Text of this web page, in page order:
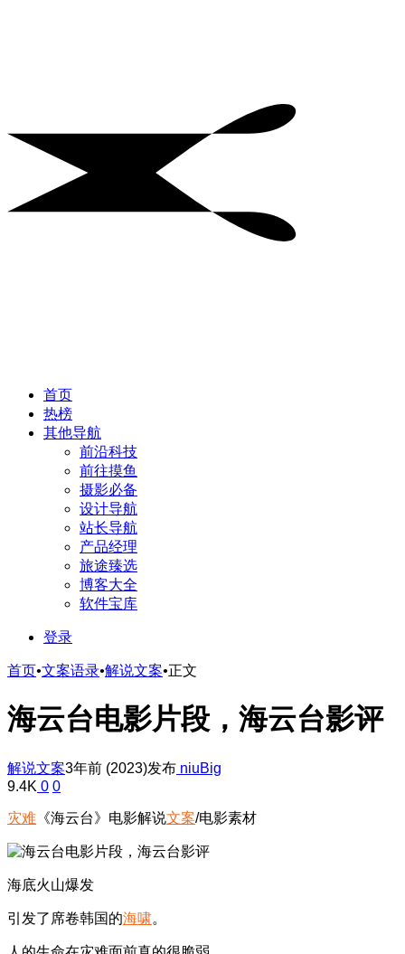
首页
热榜
其他导航
前沿科技
前往摸鱼
摄影必备
设计导航
站长导航
产品经理
旅途臻选
博客大全
软件宝库
登录
首页•文案语录•解说文案•正文
海云台电影片段，海云台影评
解说文案3年前 (2023)发布 niuBig
9.4K 0 0
灾难 《海云台》电影解说文案/电影素材
海底火山爆发
引发了席卷韩国的海啸。